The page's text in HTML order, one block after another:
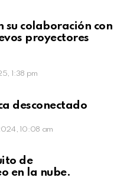
su colaboración con
proyectores
1:38 pm
desconectado
10:08 am
de
en la nube.